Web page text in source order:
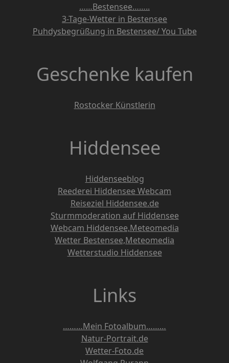
……Bestensee……..
3-Tage-Wetter in Bestensee
Puhdysbegrüßung in Bestensee/ You Tube
Geschenke kaufen
Rostocker Künstlerin
Hiddensee
Hiddenseeblog
Reederei Hiddensee Webcam
Reiseziel Hiddensee.de
Sturmmoderation auf Hiddensee
Webcam Hiddensee,Meteomedia
Wetter Bestensee,Meteomedia
Wetterstudio Hiddensee
Links
………Mein Fotoalbum………
Natur-Portrait.de
Wetter-Foto.de